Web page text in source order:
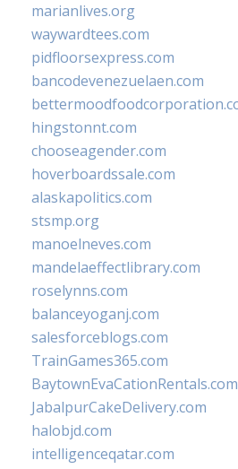
marianlives.org
waywardtees.com
pidfloorsexpress.com
bancodevenezuelaen.com
hingstonnt.com
chooseagender.com
hoverboardssale.com
alaskapolitics.com
stsmp.org
manoelneves.com
mandelaeffectlibrary.com
roselynns.com
balanceyoganj.com
salesforceblogs.com
TrainGames365.com
BaytownEvaCationRentals.com
JabalpurCakeDelivery.com
halobjd.com
intelligenceqatar.com